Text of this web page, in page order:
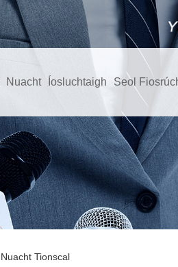
Nuacht Íosluchtaigh Seol
Nuacht Tionscal